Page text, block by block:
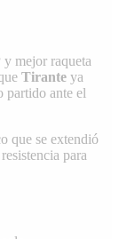
y mejor raqueta
Tirante ya
partido ante el
que se extendió
para